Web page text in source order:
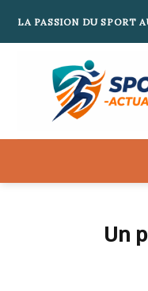
LA PASSION DU SPORT
Un